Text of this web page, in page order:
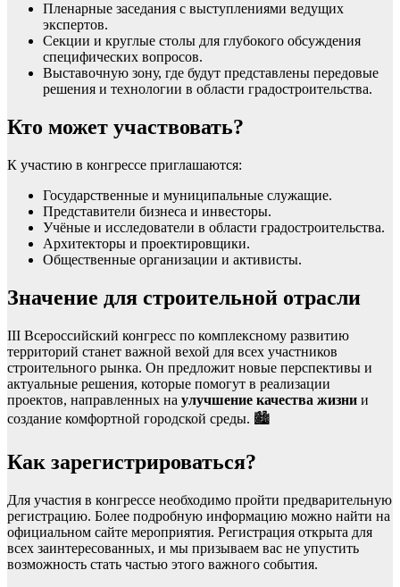
Пленарные заседания с выступлениями ведущих
экспертов.
Секции и круглые столы для глубокого обсуждения
специфических вопросов.
Выставочную зону, где будут представлены передовые
решения и технологии в области градостроительства.
Кто может участвовать?
К участию в конгрессе приглашаются:
Государственные и муниципальные служащие.
Представители бизнеса и инвесторы.
Учёные и исследователи в области градостроительства.
Архитекторы и проектировщики.
Общественные организации и активисты.
Значение для строительной отрасли
III Всероссийский конгресс по комплексному развитию
территорий станет важной вехой для всех участников
строительного рынка. Он предложит новые перспективы и
актуальные решения, которые помогут в реализации
проектов, направленных на улучшение качества жизни и
создание комфортной городской среды. 🏙️
Как зарегистрироваться?
Для участия в конгрессе необходимо пройти предварительную
регистрацию. Более подробную информацию можно найти на
официальном сайте мероприятия. Регистрация открыта для
всех заинтересованных, и мы призываем вас не упустить
возможность стать частью этого важного события.